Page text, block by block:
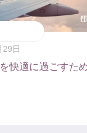
29日
快適に過ごすた